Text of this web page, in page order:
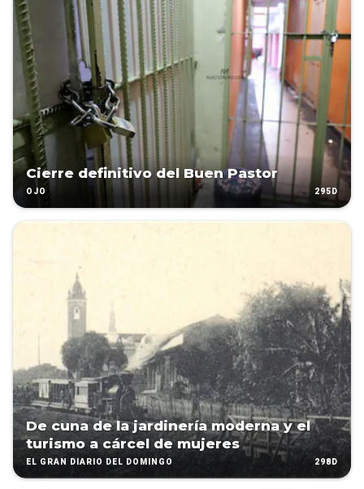
Cierre definitivo del Buen Pastor
OJO 295D
De cuna de la jardinería moderna y el
turismo a cárcel de mujeres
EL GRAN DIARIO DEL DOMINGO 298D